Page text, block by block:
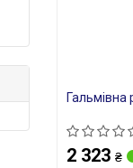
Гальмівна
2 323 ₴